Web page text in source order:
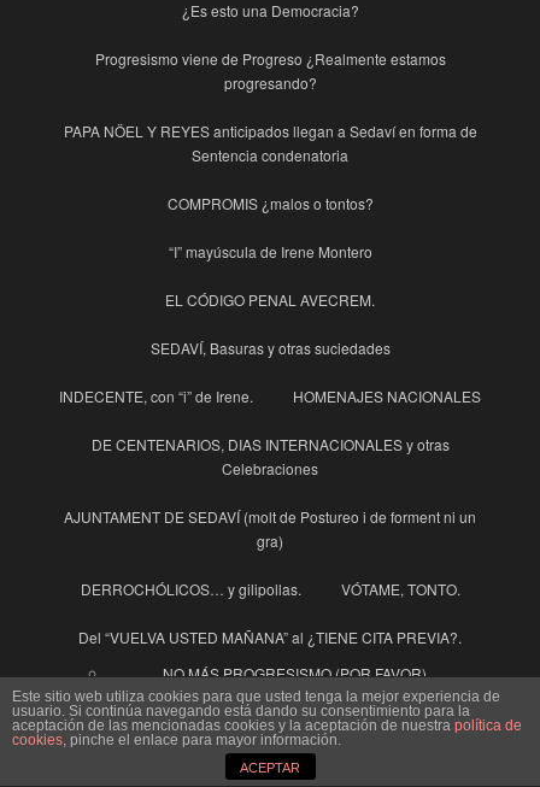
¿Es esto una Democracia?
Progresismo viene de Progreso ¿Realmente estamos
progresando?
PAPA NÖEL Y REYES anticipados llegan a Sedaví en forma de
Sentencia condenatoria
COMPROMIS ¿malos o tontos?
“I” mayúscula de Irene Montero
EL CÓDIGO PENAL AVECREM.
SEDAVÍ, Basuras y otras suciedades
INDECENTE, con “i” de Irene. HOMENAJES NACIONALES
DE CENTENARIOS, DIAS INTERNACIONALES y otras
Celebraciones
AJUNTAMENT DE SEDAVÍ (molt de Postureo i de forment ni un
gra)
DERROCHÓLICOS… y gilipollas. VÓTAME, TONTO.
Del “VUELVA USTED MAÑANA” al ¿TIENE CITA PREVIA?.
NO MÁS PROGRESISMO (POR FAVOR)
Sedaví,Edificio Multiabusos MÁS CARO, no importa, pagan los
vecinos.
¿DÓNDE ESTA MEJOR TÚ DINERO? ¿ EN TU BOLSILLO O EN
Este sitio web utiliza cookies para que usted tenga la mejor experiencia de
usuario. Si continúa navegando está dando su consentimiento para la
aceptación de las mencionadas cookies y la aceptación de nuestra política de
cookies, pinche el enlace para mayor información.
ACEPTAR